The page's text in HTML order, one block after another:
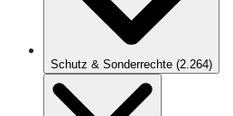
Schutz & Sonderrechte (2.264)